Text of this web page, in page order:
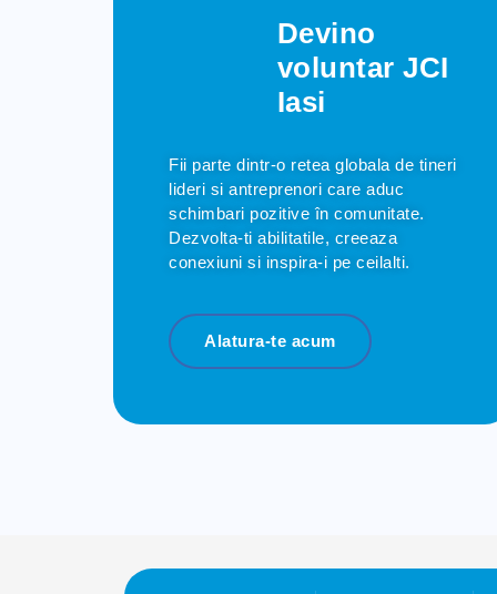
Devino
voluntar JCI
Iasi
Fii parte dintr-o retea globala de tineri
lideri si antreprenori care aduc
schimbari pozitive în comunitate.
Dezvolta-ti abilitatile, creeaza
conexiuni si inspira-i pe ceilalti.
Alatura-te acum